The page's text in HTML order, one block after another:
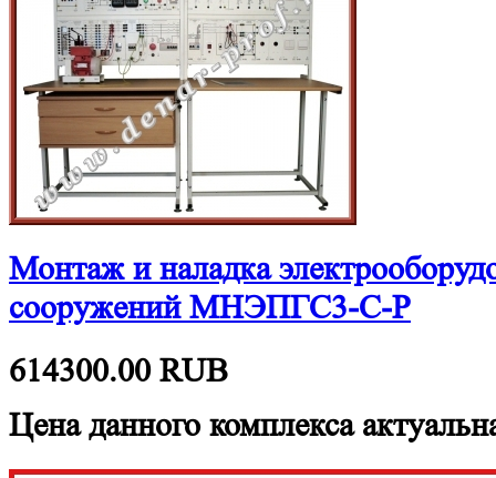
Монтаж и наладка
сооружений МНЭПГС3-С-Р
614300.00RUB
Цена данного комплекса